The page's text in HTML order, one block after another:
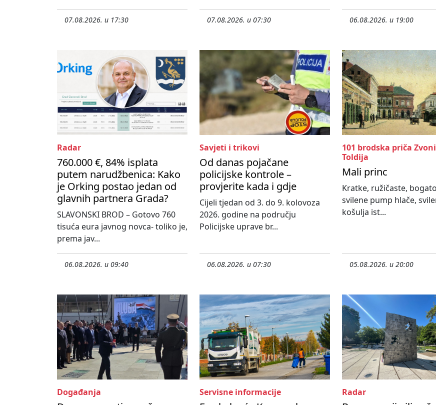
07.08.2026. u 17:30 07.08.2026. u 07:30 06.08.2026. u 19:00
Radar
760.000 €, 84% isplata
putem narudžbenica: Kako
je Orking postao jedan od
glavnih partnera Grada?
SLAVONSKI BROD – Gotovo 760
tisuća eura javnog novca- toliko je,
prema jav...
06.08.2026. u 09:40
Savjeti i trikovi
Od danas pojačane
policijske kontrole –
provjerite kada i gdje
Cijeli tjedan od 3. do 9. kolovoza
2026. godine na području
Policijske uprave br...
06.08.2026. u 07:30
101 brodska priča
Toldija
Mali princ
Kratke, ružičaste,
svilene pump hlače,
košulja ist...
05.08.2026. u 20:00
Događanja Servisne informacije Radar